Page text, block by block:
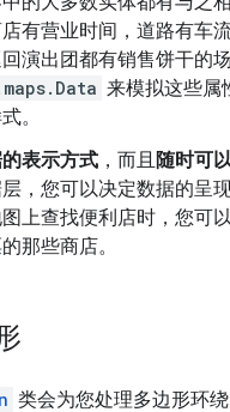
有营业时间，道路有车
演出团都有销售饼干的
来模拟这些属
。
表示方式 ，而且 随时可
，您可以决定数据的呈
上查找便利店时，您可
那些商店。
类会为您处理多边形环